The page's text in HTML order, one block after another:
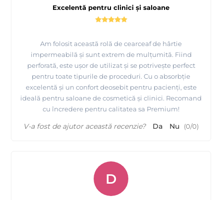
Excelentă pentru clinici și saloane
Am folosit această rolă de cearceaf de hârtie
impermeabilă și sunt extrem de mulțumită. Fiind
perforată, este ușor de utilizat și se potrivește perfect
pentru toate tipurile de proceduri. Cu o absorbție
excelentă și un confort deosebit pentru pacienți, este
ideală pentru saloane de cosmetică și clinici. Recomand
cu încredere pentru calitatea sa Premium!
V-a fost de ajutor această recenzie? Da Nu (0/0)
D